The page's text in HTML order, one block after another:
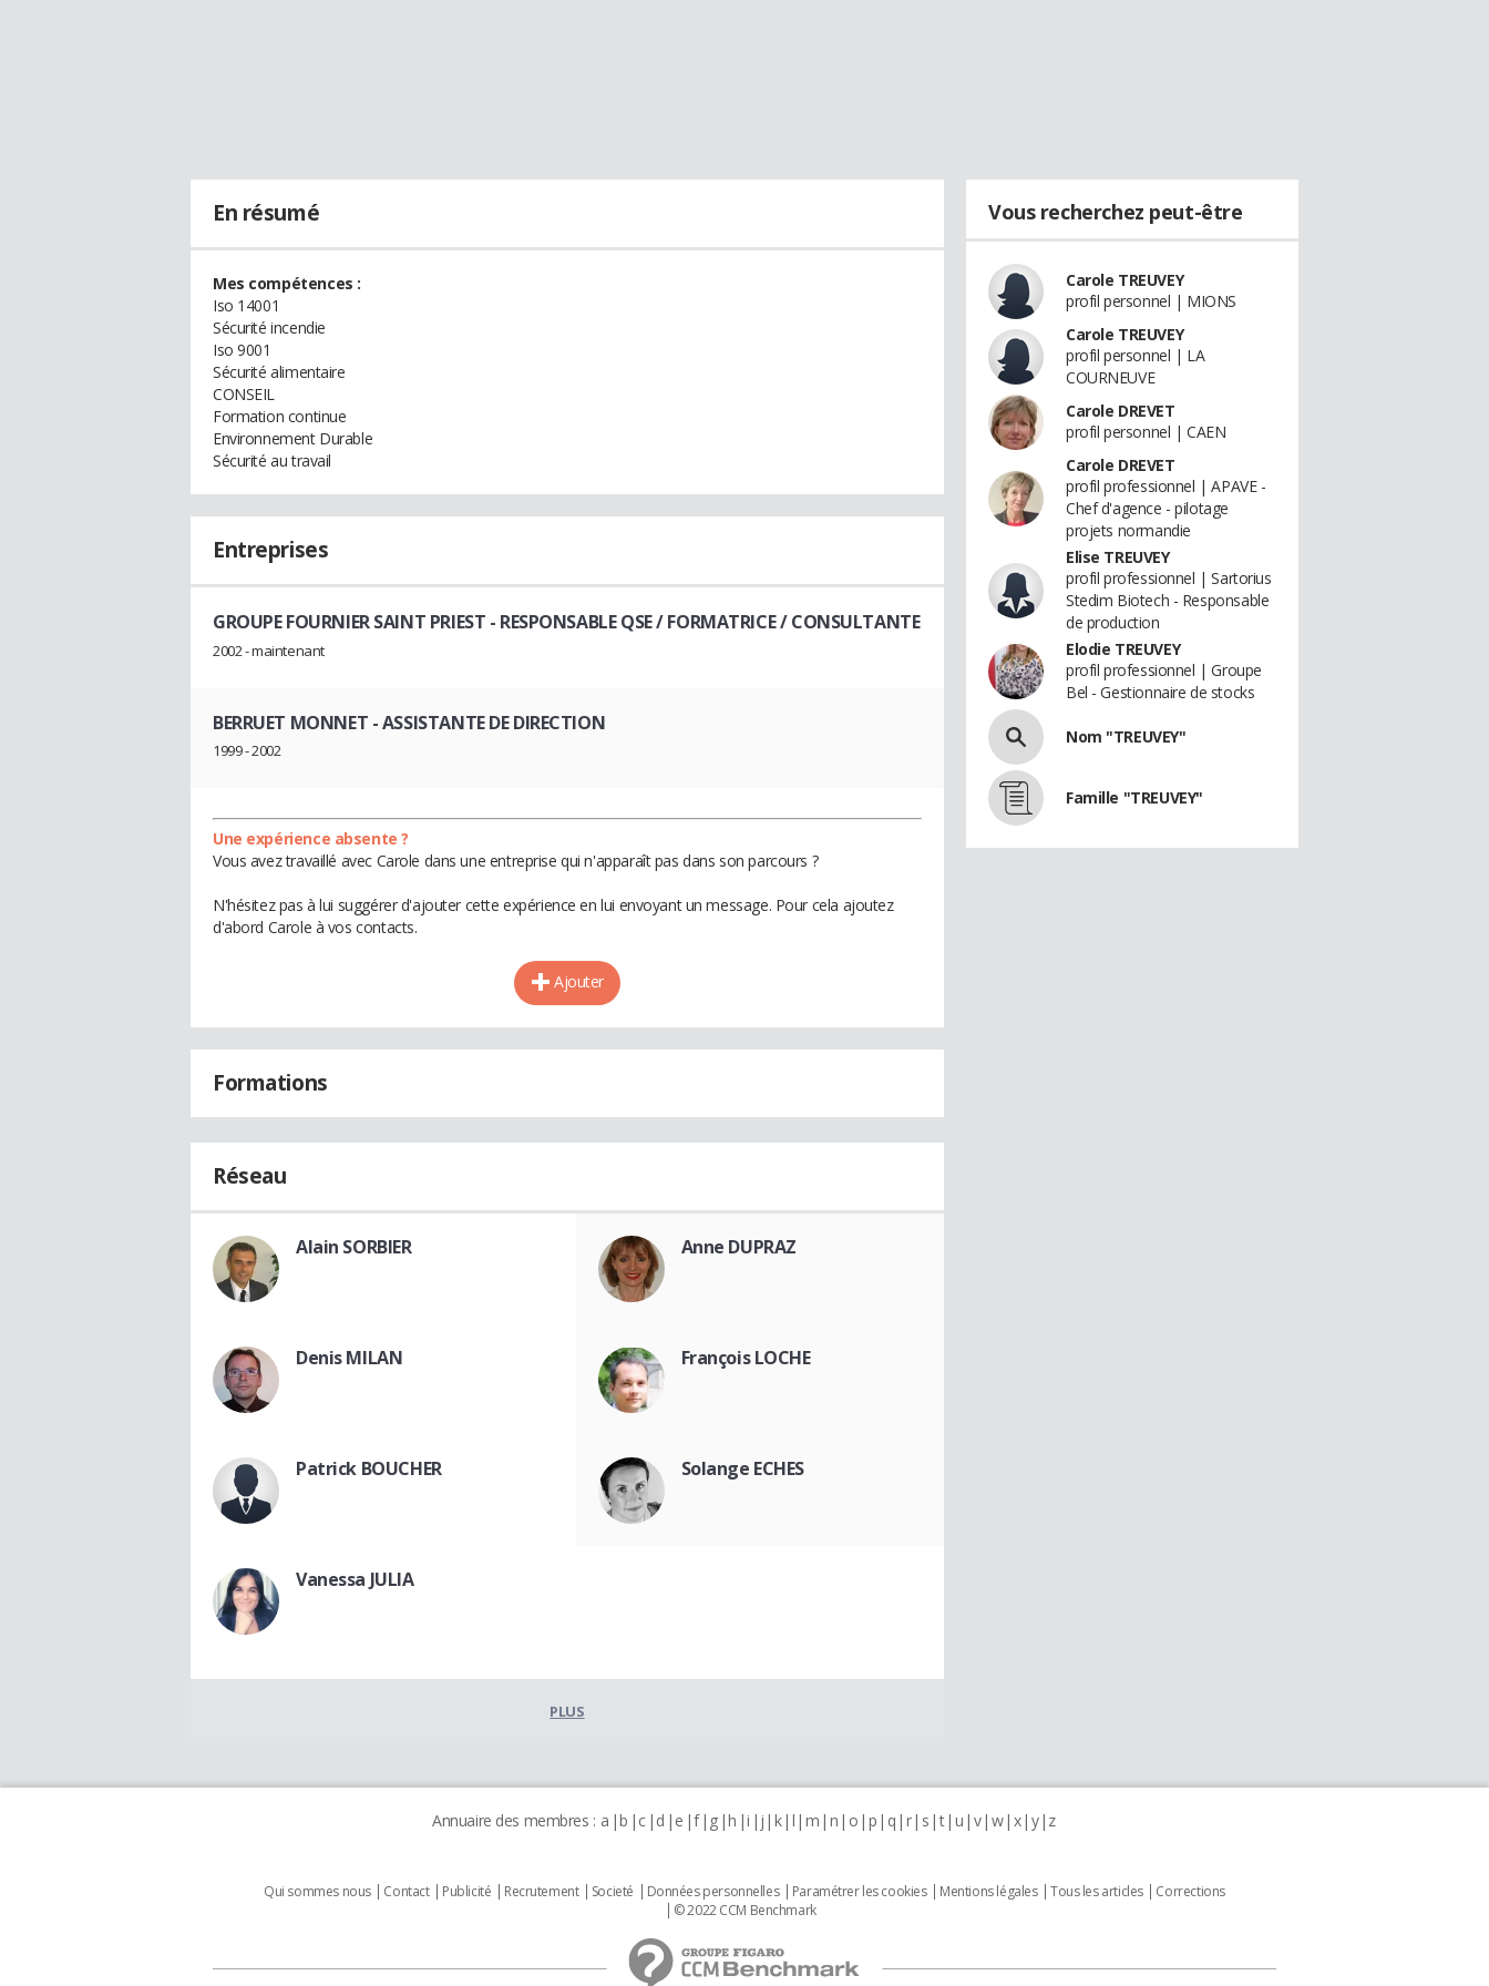
En résumé
Mes compétences :
Iso 14001
Sécurité incendie
Iso 9001
Sécurité alimentaire
CONSEIL
Formation continue
Environnement Durable
Sécurité au travail
Entreprises
GROUPE FOURNIER SAINT PRIEST - RESPONSABLE QSE / FORMATRICE / CONSULTANTE
2002 - maintenant
BERRUET MONNET - ASSISTANTE DE DIRECTION
1999 - 2002
Une expérience absente ?
Vous avez travaillé avec Carole dans une entreprise qui n'apparaît pas dans son parcours ?
N'hésitez pas à lui suggérer d'ajouter cette expérience en lui envoyant un message. Pour cela ajoutez
d'abord Carole à vos contacts.
Ajouter
Formations
Réseau
Alain SORBIER Anne DUPRAZ
Denis MILAN François LOCHE
Patrick BOUCHER Solange ECHES
Vanessa JULIA
PLUS
Vous recherchez peut-être
Carole TREUVEY
profil personnel | MIONS
Carole TREUVEY
profil personnel | LA
COURNEUVE
Carole DREVET
profil personnel | CAEN
Carole DREVET
profil professionnel | APAVE -
Chef d'agence - pilotage
projets normandie
Elise TREUVEY
profil professionnel | Sartorius
Stedim Biotech - Responsable
de production
Elodie TREUVEY
profil professionnel | Groupe
Bel - Gestionnaire de stocks
Nom "TREUVEY"
Famille "TREUVEY"
Annuaire des membres : a b c d e f g h i j k l m n o p q r s t u v w x y z
Qui sommes nous Contact Publicité Recrutement Societé Données personnelles Paramétrer les cookies Mentions légales Tous les articles
Corrections
© 2022 CCM Benchmark